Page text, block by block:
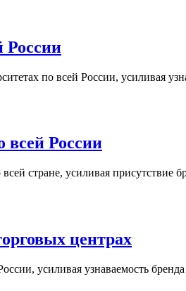
России
по всей России, усиливая
России
стране, усиливая присутствие
центрах
усиливая узнаваемость